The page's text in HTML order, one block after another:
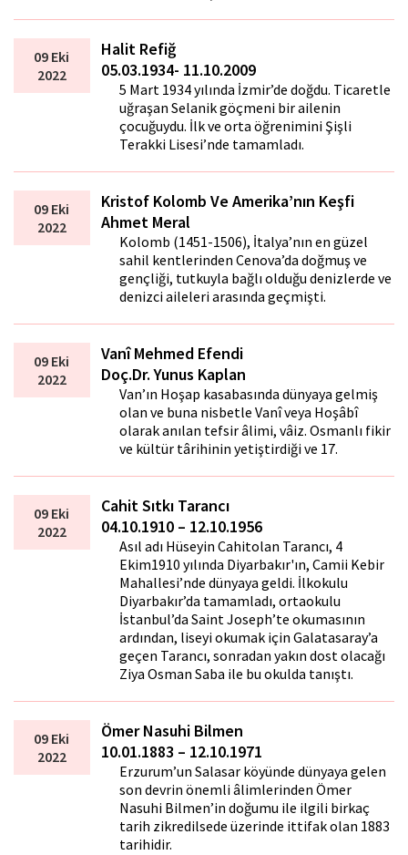
09 Eki
2022
Halit Refiğ
05.03.1934- 11.10.2009
5 Mart 1934 yılında İzmir’de doğdu. Ticaretle
uğraşan Selanik göçmeni bir ailenin
çocuğuydu. İlk ve orta öğrenimini Şişli
Terakki Lisesi’nde tamamladı.
09 Eki
2022
Kristof Kolomb Ve Amerika’nın Keşfi
Ahmet Meral
Kolomb (1451-1506), İtalya’nın en güzel
sahil kentlerinden Cenova’da doğmuş ve
gençliği, tutkuyla bağlı olduğu denizlerde ve
denizci aileleri arasında geçmişti.
09 Eki
2022
Vanî Mehmed Efendi
Doç.Dr. Yunus Kaplan
Van’ın Hoşap kasabasında dünyaya gelmiş
olan ve buna nisbetle Vanî veya Hoşâbî
olarak anılan tefsir âlimi, vâiz. Osmanlı fikir
ve kültür târihinin yetiştirdiği ve 17.
09 Eki
2022
Cahit Sıtkı Tarancı
04.10.1910 – 12.10.1956
Asıl adı Hüseyin Cahitolan Tarancı, 4
Ekim1910 yılında Diyarbakır'ın, Camii Kebir
Mahallesi’nde dünyaya geldi. İlkokulu
Diyarbakır’da tamamladı, ortaokulu
İstanbul’da Saint Joseph’te okumasının
ardından, liseyi okumak için Galatasaray’a
geçen Tarancı, sonradan yakın dost olacağı
Ziya Osman Saba ile bu okulda tanıştı.
09 Eki
2022
Ömer Nasuhi Bilmen
10.01.1883 – 12.10.1971
Erzurum’un Salasar köyünde dünyaya gelen
son devrin önemli âlimlerinden Ömer
Nasuhi Bilmen’in doğumu ile ilgili birkaç
tarih zikredilsede üzerinde ittifak olan 1883
tarihidir.